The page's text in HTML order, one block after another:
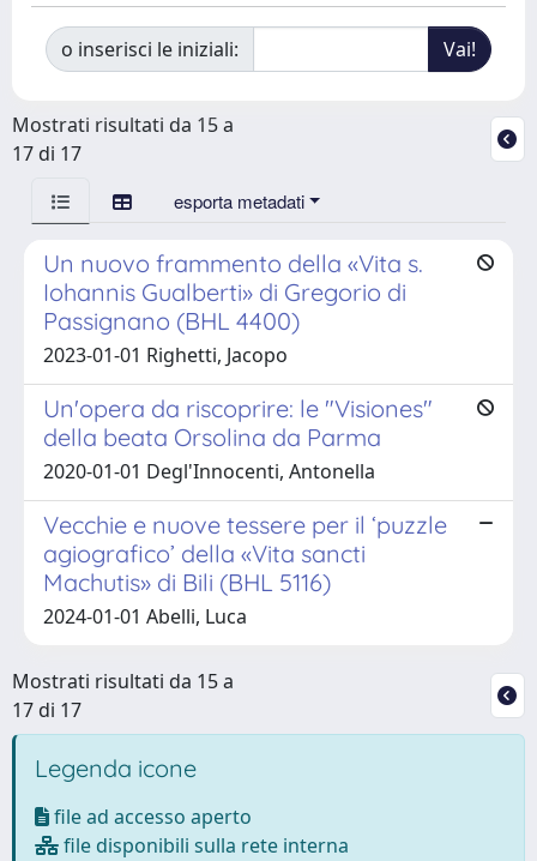
o inserisci le iniziali:
Mostrati risultati da 15 a
17 di 17
esporta metadati
Un nuovo frammento della «Vita s.
Iohannis Gualberti» di Gregorio di
Passignano (BHL 4400)
2023-01-01 Righetti, Jacopo
Un'opera da riscoprire: le "Visiones"
della beata Orsolina da Parma
2020-01-01 Degl'Innocenti, Antonella
Vecchie e nuove tessere per il ‘puzzle
agiografico’ della «Vita sancti
Machutis» di Bili (BHL 5116)
2024-01-01 Abelli, Luca
Mostrati risultati da 15 a
17 di 17
Legenda icone
file ad accesso aperto
file disponibili sulla rete interna